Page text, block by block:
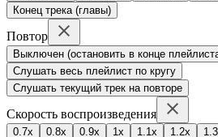
Конец трека (главы)
Повтор
Выключен (остановить в конце
Слушать весь плейлист по кругу
Слушать текущий трек на повторе
Скорость воспроизведения
0.7x 0.8x 0.9x 1x 1.1x 1.2x